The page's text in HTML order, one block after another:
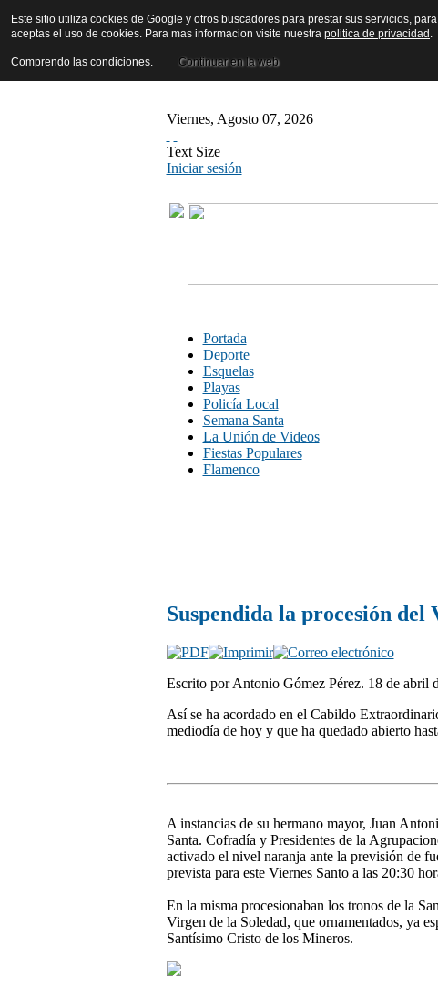
Viernes, Agosto 07, 2026
Text Size
Iniciar sesión
Portada
Deporte
Esquelas
Playas
Policía Local
Semana Santa
La Unión de Videos
Fiestas Populares
Flamenco
Suspendida la procesión del
Escrito por Antonio Gómez Pérez. 18 de abril
Así se ha acordado en el Cabildo
mediodía de hoy y que ha quedado abierto
A instancias de su hermano mayor, Juan
Santa. Cofradía y Presidentes de la
activado el nivel naranja ante la previsión de
prevista para este Viernes Santo a las 20:30
En la misma procesionaban los tronos de la
Virgen de la Soledad, que ornamentados, ya
Santísimo Cristo de los Mineros.
Este sitio utiliza cookies de Google y otros buscadores para prestar sus servicios,
aceptas el uso de cookies. Para mas informacion visite nuestra politica de privacidad .
Comprendo las condiciones. Continuar en la web